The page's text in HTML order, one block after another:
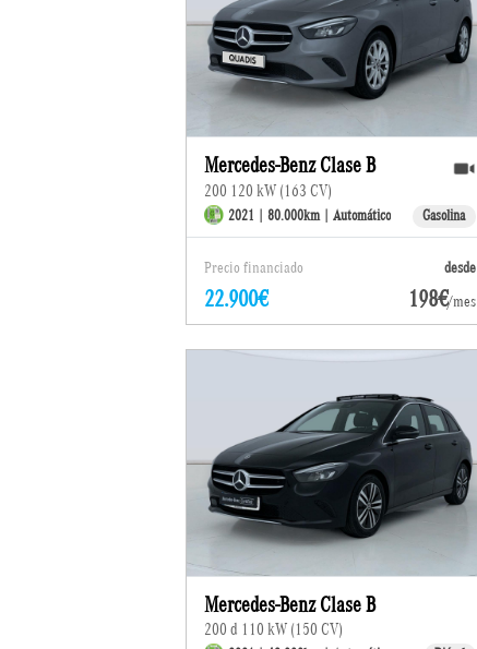
Mercedes-Benz Clase B
200 120 kW (163 CV)
2021 | 80.000km | Automático Gasolina
Precio financiado desde
22.900€ 198€/mes
Mercedes-Benz Clase B
200 d 110 kW (150 CV)